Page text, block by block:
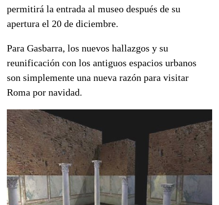
permitirá la entrada al museo después de su
apertura el 20 de diciembre.
Para Gasbarra, los nuevos hallazgos y su
reunificación con los antiguos espacios urbanos
son simplemente una nueva razón para visitar
Roma por navidad.